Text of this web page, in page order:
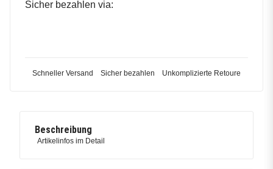
Sicher bezahlen via:
Schneller Versand Sicher bezahlen Unkomplizierte Retoure
Beschreibung
Artikelinfos im Detail